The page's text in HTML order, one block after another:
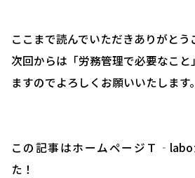
ここまで読んでいただきありがとう
次回からは「労務管理で必要なこ
ますのでよろしくお願いいたします。
この記事はホームページＴ
た！